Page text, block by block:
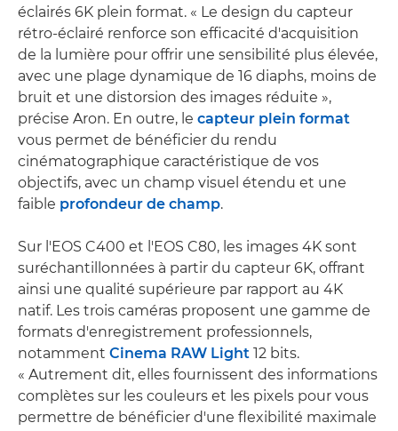
éclairés 6K plein format. « Le design du capteur
rétro-éclairé renforce son efficacité d'acquisition
de la lumière pour offrir une sensibilité plus élevée,
avec une plage dynamique de 16 diaphs, moins de
bruit et une distorsion des images réduite »,
précise Aron. En outre, le capteur plein format
vous permet de bénéficier du rendu
cinématographique caractéristique de vos
objectifs, avec un champ visuel étendu et une
faible profondeur de champ.
Sur l'EOS C400 et l'EOS C80, les images 4K sont
suréchantillonnées à partir du capteur 6K, offrant
ainsi une qualité supérieure par rapport au 4K
natif. Les trois caméras proposent une gamme de
formats d'enregistrement professionnels,
notamment Cinema RAW Light 12 bits.
« Autrement dit, elles fournissent des informations
complètes sur les couleurs et les pixels pour vous
permettre de bénéficier d'une flexibilité maximale